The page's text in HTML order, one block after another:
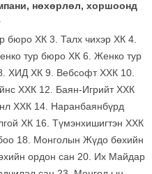
нөхөрлөл, хоршоонд
бюро ХК 3. Талх чихэр ХК 4.
тур бюро ХК 6. Женко тур
ХИД ХК 9. Вебсофт ХХК 10.
ХХК 12. Баян-Игрийт ХХК
ХХК 14. Наранбаянбүрд
ХК 16. Түмэнхишигтэн ХХК
18. Монголын Жүдо бөхийн
ордон сан 20. Их Майдар